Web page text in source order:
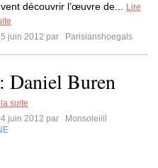
découvrir l’œuvre de...
Lire
juin 2012 par
Parisianshoegals
Daniel Buren
suite
juin 2012 par
Monsoleiiil